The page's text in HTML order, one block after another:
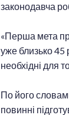
законодавча
«Перша мета
уже близько 45
необхідні для
По його
повинні